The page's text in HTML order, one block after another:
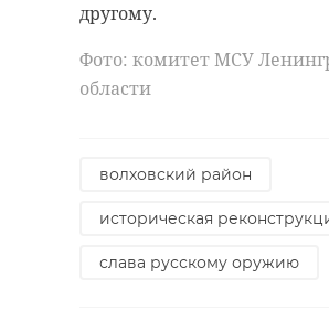
другому.
Фото: комитет МСУ
области
волховский район
историческая
слава русскому оружию